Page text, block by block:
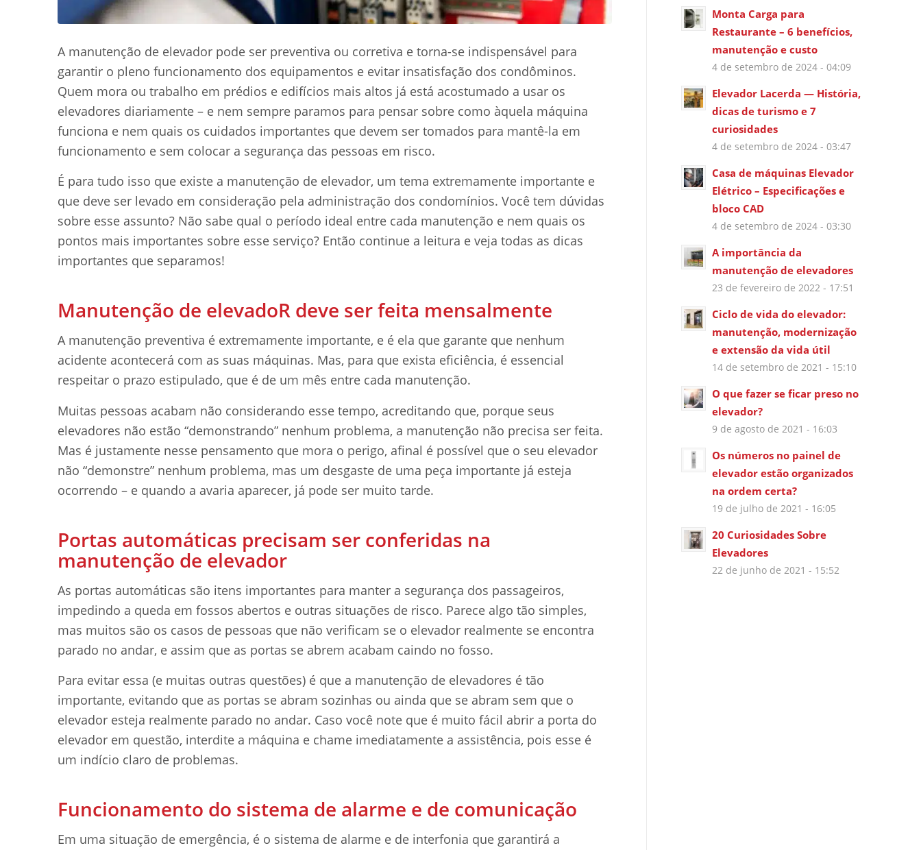
A manutenção de elevador pode ser preventiva ou corretiva e torna-se indispensável para
garantir o pleno funcionamento dos equipamentos e evitar insatisfação dos condôminos.
Quem mora ou trabalho em prédios e edifícios mais altos já está acostumado a usar os
elevadores diariamente – e nem sempre paramos para pensar sobre como àquela máquina
funciona e nem quais os cuidados importantes que devem ser tomados para mantê-la em
funcionamento e sem colocar a segurança das pessoas em risco.
É para tudo isso que existe a manutenção de elevador, um tema extremamente importante e
que deve ser levado em consideração pela administração dos condomínios. Você tem dúvidas
sobre esse assunto? Não sabe qual o período ideal entre cada manutenção e nem quais os
pontos mais importantes sobre esse serviço? Então continue a leitura e veja todas as dicas
importantes que separamos!
Manutenção de elevadoR deve ser feita mensalmente
A manutenção preventiva é extremamente importante, e é ela que garante que nenhum
acidente acontecerá com as suas máquinas. Mas, para que exista eficiência, é essencial
respeitar o prazo estipulado, que é de um mês entre cada manutenção.
Muitas pessoas acabam não considerando esse tempo, acreditando que, porque seus
elevadores não estão “demonstrando” nenhum problema, a manutenção não precisa ser feita.
Mas é justamente nesse pensamento que mora o perigo, afinal é possível que o seu elevador
não “demonstre” nenhum problema, mas um desgaste de uma peça importante já esteja
ocorrendo – e quando a avaria aparecer, já pode ser muito tarde.
Portas automáticas precisam ser conferidas na
manutenção de elevador
As portas automáticas são itens importantes para manter a segurança dos passageiros,
impedindo a queda em fossos abertos e outras situações de risco. Parece algo tão simples,
mas muitos são os casos de pessoas que não verificam se o elevador realmente se encontra
parado no andar, e assim que as portas se abrem acabam caindo no fosso.
Para evitar essa (e muitas outras questões) é que a manutenção de elevadores é tão
importante, evitando que as portas se abram sozinhas ou ainda que se abram sem que o
elevador esteja realmente parado no andar. Caso você note que é muito fácil abrir a porta do
elevador em questão, interdite a máquina e chame imediatamente a assistência, pois esse é
um indício claro de problemas.
Funcionamento do sistema de alarme e de comunicação
Em uma situação de emergência, é o sistema de alarme e de interfonia que garantirá a
Monta Carga para
Restaurante – 6 benefícios,
manutenção e custo
4 de setembro de 2024 - 04:09
Elevador Lacerda — História,
dicas de turismo e 7
curiosidades
4 de setembro de 2024 - 03:47
Casa de máquinas Elevador
Elétrico – Especificações e
bloco CAD
4 de setembro de 2024 - 03:30
A importância da
manutenção de elevadores
23 de fevereiro de 2022 - 17:51
Ciclo de vida do elevador:
manutenção, modernização
e extensão da vida útil
14 de setembro de 2021 - 15:10
O que fazer se ficar preso no
elevador?
9 de agosto de 2021 - 16:03
Os números no painel de
elevador estão organizados
na ordem certa?
19 de julho de 2021 - 16:05
20 Curiosidades Sobre
Elevadores
22 de junho de 2021 - 15:52